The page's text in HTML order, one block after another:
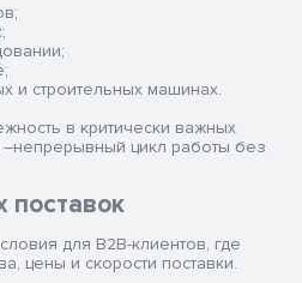
и строительных машинах.
в критически важных
–непрерывный цикл работы без
поставок
для B2B-клиентов, где
цены и скорости поставки.